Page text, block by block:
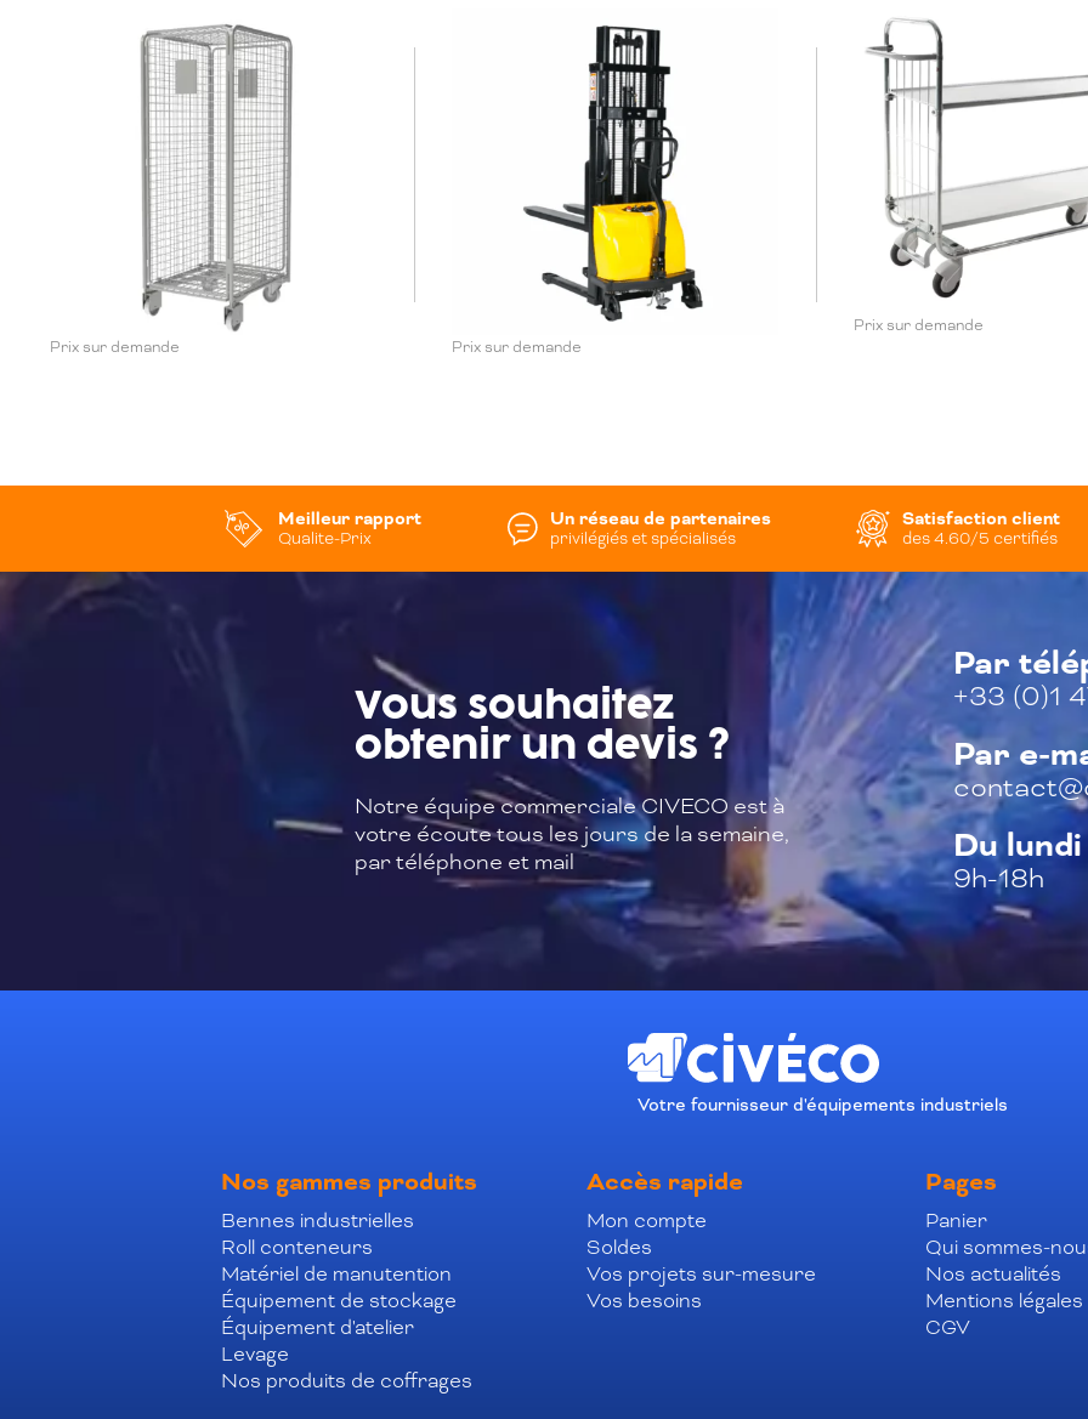
Prix sur demande Prix sur demande
Prix sur demande
Meilleur rapport
Qualite-Prix
Un réseau de partenaires
privilégiés et spécialisés
Satisfaction client
des 4.60/5 certifiés
Vous souhaitez
obtenir un devis ?
Notre équipe commerciale CIVECO est à
votre écoute tous les jours de la semaine,
par téléphone et mail
Par
+33 (0)1
Par e-
Du
9h-18h
Votre fournisseur d'équipements industriels
Nos gammes produits
Bennes industrielles
Roll conteneurs
Matériel de manutention
Équipement de stockage
Équipement d'atelier
Levage
Nos produits de coffrages
Accès rapide
Mon compte
Soldes
Vos projets sur-mesure
Vos besoins
Pages
Panier
Qui sommes-
Nos actualités
Mentions légales
CGV